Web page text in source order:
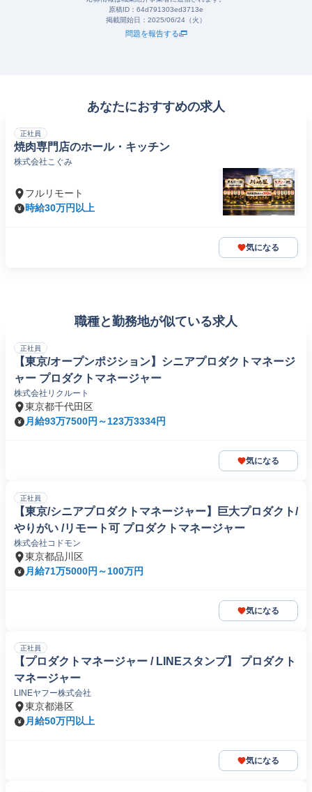
原稿ID： 64d791303ed3713e
掲載開始日： 2025/06/24（火）
問題を報告する
あなたにおすすめの求人
正社員
焼肉専門店のホール・キッチン
株式会社こぐみ
フルリモート
時給30万円以上
気になる
職種と勤務地が似ている求人
正社員
【東京/オープンポジション】シニアプロダクトマネージ
ャー プロダクトマネージャー
株式会社リクルート
東京都千代田区
月給93万7500円～123万3334円
気になる
正社員
【東京/シニアプロダクトマネージャー】巨大プロダクト/
やりがい /リモート可 プロダクトマネージャー
株式会社コドモン
東京都品川区
月給71万5000円～100万円
気になる
正社員
【プロダクトマネージャー / LINEスタンプ】 プロダクト
マネージャー
LINEヤフー株式会社
東京都港区
月給50万円以上
気になる